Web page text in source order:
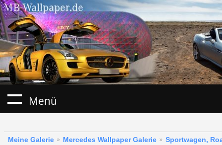
Menü
Meine Galerie Mercedes Wallpaper Galerie
Sportwagen,